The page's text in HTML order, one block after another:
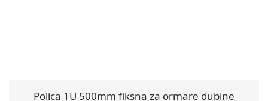
Polica 1U 500mm fiksna za ormare dubine